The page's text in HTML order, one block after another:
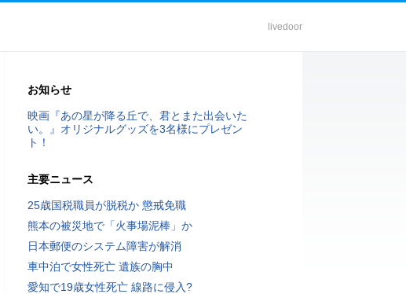
livedoor
お知らせ
映画『あの星が降る丘で、君とまた出会いた
い。』オリジナルグッズを3名様にプレゼン
ト！
主要ニュース
25歳国税職員が脱税か 懲戒免職
熊本の被災地で「火事場泥棒」か
日本郵便のシステム障害が解消
車中泊で女性死亡 遺族の胸中
愛知で19歳女性死亡 線路に侵入?